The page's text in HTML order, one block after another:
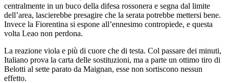
centralmente in un buco della difesa rossonera e segna dal limite
dell’area, lascierebbe presagire che la serata potrebbe mettersi bene.
Invece la Fiorentina si espone all’ennesimo contropiede, e questa
volta Leao non perdona.
La reazione viola e più di cuore che di testa. Col passare dei minuti,
Italiano prova la carta delle sostituzioni, ma a parte un ottimo tiro di
Belotti al sette parato da Maignan, esse non sortiscono nessun
effetto.